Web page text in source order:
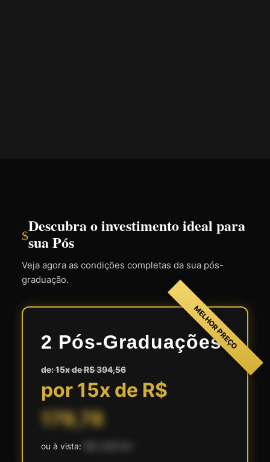
$Descubra o investimento ideal para
sua Pós
Veja agora as condições completas da sua pós-
graduação.
MELHOR PREÇO
2 Pós-Graduações
de: 15x de R$ 394,56
por 15x de R$
179,78
ou à vista: